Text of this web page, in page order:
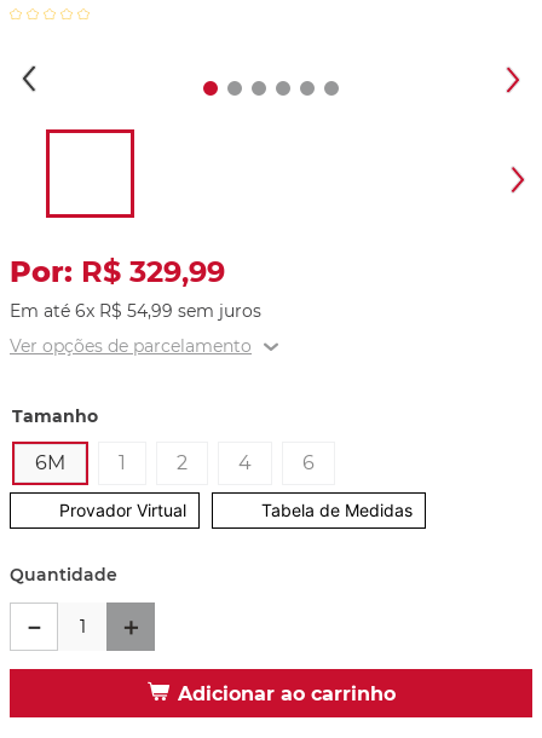
R$ 329,99
Em até 6x R$ 54,99 sem juros
Ver opções de parcelamento
Tamanho
6M 1 2 4 6
Provador Virtual Tabela de Medidas
Quantidade
＋
－
Adicionar ao carrinho